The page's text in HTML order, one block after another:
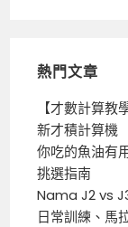
熱門文章
【才數計算
新才積計算機
你吃的魚油有
挑選指南
Nama J2 vs
日常訓練、馬